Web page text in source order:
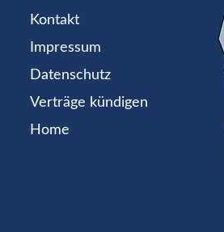
Kontakt
Impressum
Datenschutz
Verträge kündigen
Home